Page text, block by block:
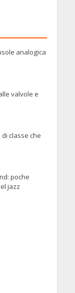
analogica
valvole e
classe che
poche
jazz